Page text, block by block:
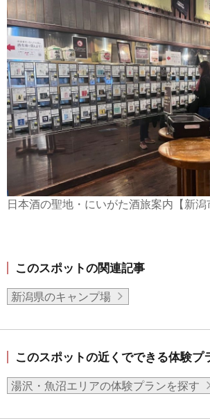
日本酒の聖地・にいがた酒旅案内【新潟
このスポットの関連記事
新潟県のキャンプ場
このスポットの近くでできる体験プ
湯沢・魚沼エリアの体験プランを探す